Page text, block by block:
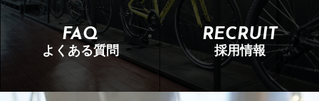
FAQ
よくある質問
RECRUIT
採用情報